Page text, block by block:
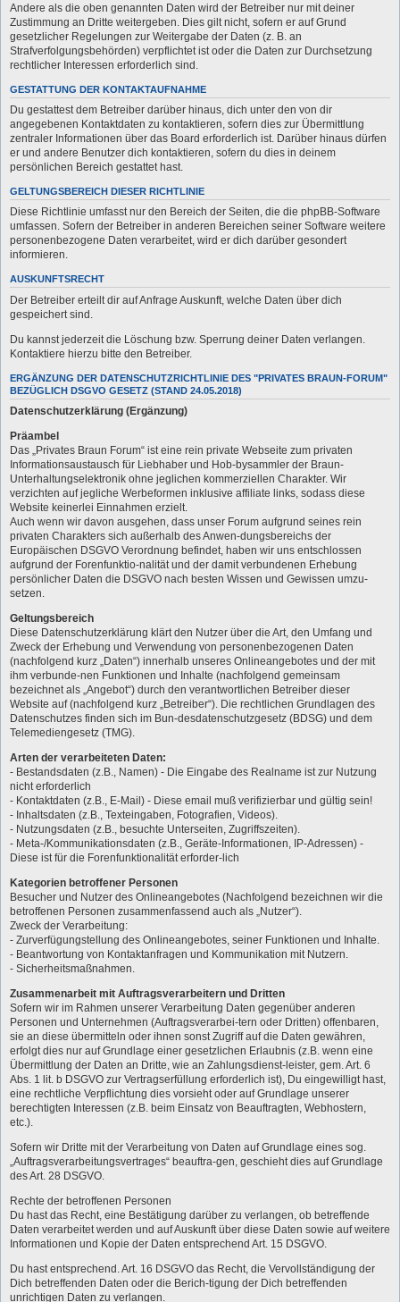
Andere als die oben genannten Daten wird der Betreiber nur mit deiner
Zustimmung an Dritte weitergeben. Dies gilt nicht, sofern er auf Grund
gesetzlicher Regelungen zur Weitergabe der Daten (z. B. an
Strafverfolgungsbehörden) verpflichtet ist oder die Daten zur Durchsetzung
rechtlicher Interessen erforderlich sind.
GESTATTUNG DER KONTAKTAUFNAHME
Du gestattest dem Betreiber darüber hinaus, dich unter den von dir
angegebenen Kontaktdaten zu kontaktieren, sofern dies zur Übermittlung
zentraler Informationen über das Board erforderlich ist. Darüber hinaus dürfen
er und andere Benutzer dich kontaktieren, sofern du dies in deinem
persönlichen Bereich gestattet hast.
GELTUNGSBEREICH DIESER RICHTLINIE
Diese Richtlinie umfasst nur den Bereich der Seiten, die die phpBB-Software
umfassen. Sofern der Betreiber in anderen Bereichen seiner Software weitere
personenbezogene Daten verarbeitet, wird er dich darüber gesondert
informieren.
AUSKUNFTSRECHT
Der Betreiber erteilt dir auf Anfrage Auskunft, welche Daten über dich
gespeichert sind.
Du kannst jederzeit die Löschung bzw. Sperrung deiner Daten verlangen.
Kontaktiere hierzu bitte den Betreiber.
ERGÄNZUNG DER DATENSCHUTZRICHTLINIE DES "PRIVATES BRAUN-FORUM"
BEZÜGLICH DSGVO GESETZ (STAND 24.05.2018)
Datenschutzerklärung (Ergänzung)
Präambel
Das „Privates Braun Forum“ ist eine rein private Webseite zum privaten
Informationsaustausch für Liebhaber und Hob-bysammler der Braun-
Unterhaltungselektronik ohne jeglichen kommerziellen Charakter. Wir
verzichten auf jegliche Werbeformen inklusive affiliate links, sodass diese
Website keinerlei Einnahmen erzielt.
Auch wenn wir davon ausgehen, dass unser Forum aufgrund seines rein
privaten Charakters sich außerhalb des Anwen-dungsbereichs der
Europäischen DSGVO Verordnung befindet, haben wir uns entschlossen
aufgrund der Forenfunktio-nalität und der damit verbundenen Erhebung
persönlicher Daten die DSGVO nach besten Wissen und Gewissen umzu-
setzen.
Geltungsbereich
Diese Datenschutzerklärung klärt den Nutzer über die Art, den Umfang und
Zweck der Erhebung und Verwendung von personenbezogenen Daten
(nachfolgend kurz „Daten“) innerhalb unseres Onlineangebotes und der mit
ihm verbunde-nen Funktionen und Inhalte (nachfolgend gemeinsam
bezeichnet als „Angebot“) durch den verantwortlichen Betreiber dieser
Website auf (nachfolgend kurz „Betreiber“). Die rechtlichen Grundlagen des
Datenschutzes finden sich im Bun-desdatenschutzgesetz (BDSG) und dem
Telemediengesetz (TMG).
Arten der verarbeiteten Daten:
- Bestandsdaten (z.B., Namen) - Die Eingabe des Realname ist zur Nutzung
nicht erforderlich
- Kontaktdaten (z.B., E-Mail) - Diese email muß verifizierbar und gültig sein!
- Inhaltsdaten (z.B., Texteingaben, Fotografien, Videos).
- Nutzungsdaten (z.B., besuchte Unterseiten, Zugriffszeiten).
- Meta-/Kommunikationsdaten (z.B., Geräte-Informationen, IP-Adressen) -
Diese ist für die Forenfunktionalität erforder-lich
Kategorien betroffener Personen
Besucher und Nutzer des Onlineangebotes (Nachfolgend bezeichnen wir die
betroffenen Personen zusammenfassend auch als „Nutzer“).
Zweck der Verarbeitung:
- Zurverfügungstellung des Onlineangebotes, seiner Funktionen und Inhalte.
- Beantwortung von Kontaktanfragen und Kommunikation mit Nutzern.
- Sicherheitsmaßnahmen.
Zusammenarbeit mit Auftragsverarbeitern und Dritten
Sofern wir im Rahmen unserer Verarbeitung Daten gegenüber anderen
Personen und Unternehmen (Auftragsverarbei-tern oder Dritten) offenbaren,
sie an diese übermitteln oder ihnen sonst Zugriff auf die Daten gewähren,
erfolgt dies nur auf Grundlage einer gesetzlichen Erlaubnis (z.B. wenn eine
Übermittlung der Daten an Dritte, wie an Zahlungsdienst-leister, gem. Art. 6
Abs. 1 lit. b DSGVO zur Vertragserfüllung erforderlich ist), Du eingewilligt hast,
eine rechtliche Verpflichtung dies vorsieht oder auf Grundlage unserer
berechtigten Interessen (z.B. beim Einsatz von Beauftragten, Webhostern,
etc.).
Sofern wir Dritte mit der Verarbeitung von Daten auf Grundlage eines sog.
„Auftragsverarbeitungsvertrages“ beauftra-gen, geschieht dies auf Grundlage
des Art. 28 DSGVO.
Rechte der betroffenen Personen
Du hast das Recht, eine Bestätigung darüber zu verlangen, ob betreffende
Daten verarbeitet werden und auf Auskunft über diese Daten sowie auf weitere
Informationen und Kopie der Daten entsprechend Art. 15 DSGVO.
Du hast entsprechend. Art. 16 DSGVO das Recht, die Vervollständigung der
Dich betreffenden Daten oder die Berich-tigung der Dich betreffenden
unrichtigen Daten zu verlangen.